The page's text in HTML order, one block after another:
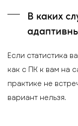
В каких
Если статистика
как с ПК к вам на
практике не
вариант нельзя.